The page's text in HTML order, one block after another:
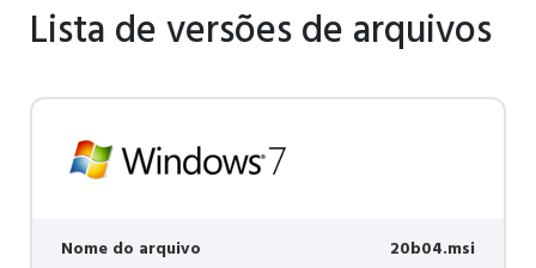
Lista de versões de arquivos
Nome do arquivo 20b04.msi